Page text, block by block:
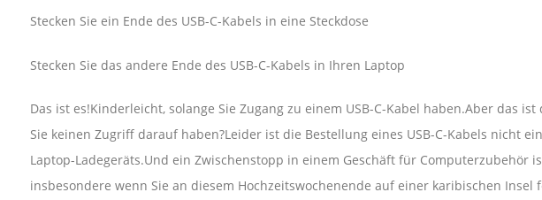
Stecken Sie ein Ende des USB-C-Kabels in eine Steckdose
Stecken Sie das andere Ende des USB-C-Kabels in Ihren Laptop
Das ist es!Kinderleicht, solange Sie Zugang zu einem USB-C-Kabel haben.Aber das
Sie keinen Zugriff darauf haben?Leider ist die Bestellung eines USB-C-Kabels nicht
Laptop-Ladegeräts.Und ein Zwischenstopp in einem Geschäft für Computerzubehör
insbesondere wenn Sie an diesem Hochzeitswochenende auf einer karibischen Insel